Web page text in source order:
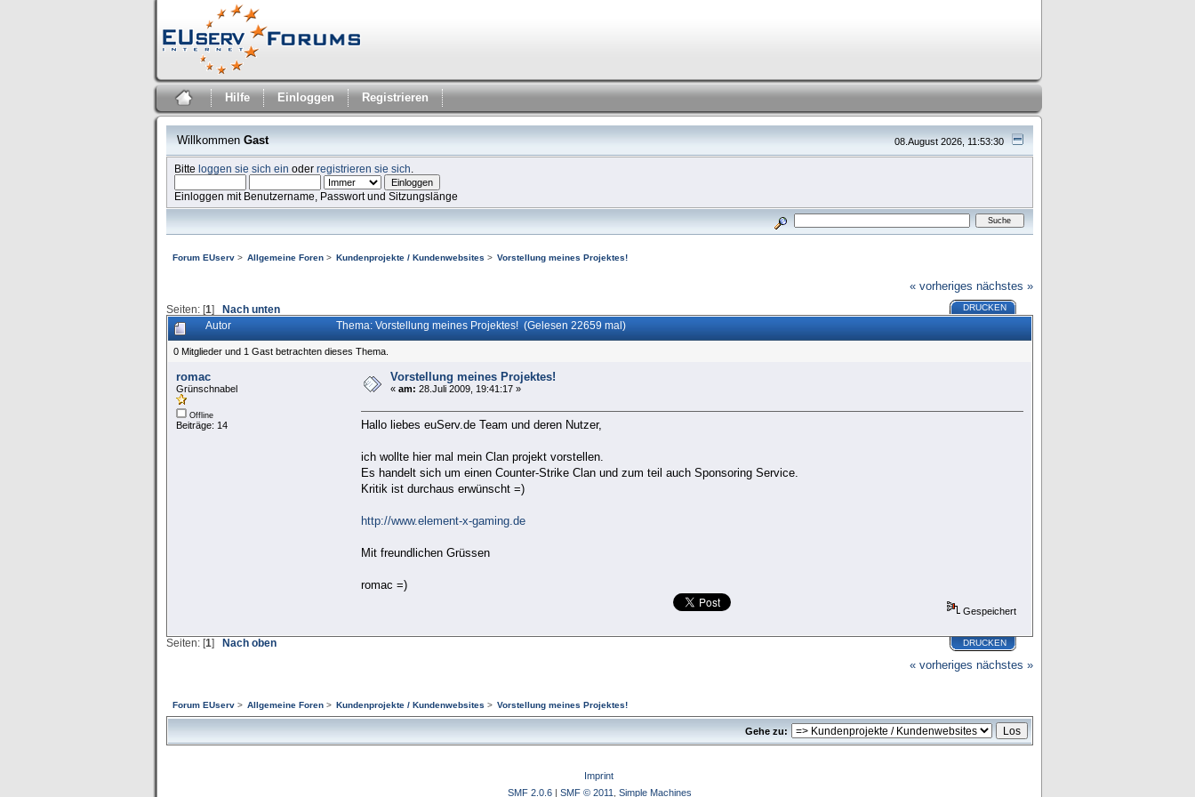
Hilfe Einloggen Registrieren
08.August 2026, 11:53:30
Willkommen Gast
Bitteloggen sie sich ein oderregistrieren sie sich
Einloggen mit Benutzername, Passwort und Sitzungslänge
Forum EUserv> Allgemeine Foren> Kundenprojekte / Kundenwebsites > Vorstellung meines Projektes!
« vorheriges nächstes »
Seiten: [1] Nach unten DRUCKEN
Autor Thema: Vorstellung meines Projektes! (Gelesen 22659 mal)
0 Mitglieder und 1 Gast betrachten dieses Thema.
romac
Grünschnabel
Offline
Beiträge: 14
Vorstellung meines Projektes!
« am: 28.Juli 2009, 19:41:17 »
Hallo liebes euServ.de Team und deren Nutzer,
ich wollte hier mal mein Clan projekt vorstellen.
Es handelt sich um einen Counter-Strike Clan und zum teil auch Sponsoring Service.
Kritik ist durchaus erwünscht =)
http://www.element-x-gaming.de
Mit freundlichen Grüssen
romac =)
Gespeichert
DRUCKEN
Seiten: [1] Nach oben
« vorheriges nächstes »
Forum EUserv> Allgemeine Foren> Kundenprojekte / Kundenwebsites > Vorstellung meines Projektes!
Gehe zu:
Imprint
SMF 2.0.6 | SMF © 2011 Simple Machines